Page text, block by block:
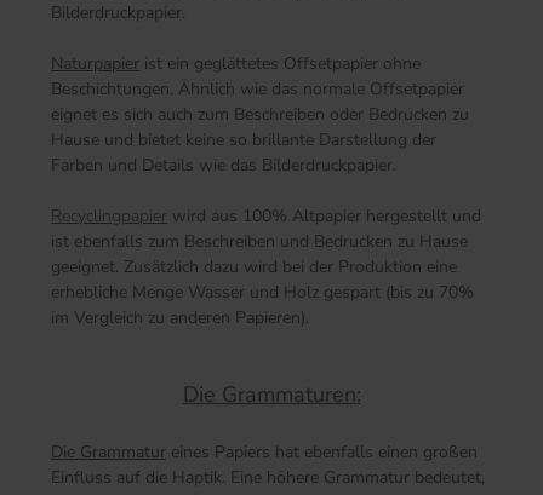
Bilderdruckpapier.
Naturpapier ist ein geglättetes Offsetpapier ohne
Beschichtungen. Ähnlich wie das normale Offsetpapier
eignet es sich auch zum Beschreiben oder Bedrucken zu
Hause und bietet keine so brillante Darstellung der
Farben und Details wie das Bilderdruckpapier.
Recyclingpapier wird aus 100% Altpapier hergestellt und
ist ebenfalls zum Beschreiben und Bedrucken zu Hause
geeignet. Zusätzlich dazu wird bei der Produktion eine
erhebliche Menge Wasser und Holz gespart (bis zu 70%
im Vergleich zu anderen Papieren).
Die Grammaturen:
Die Grammatur eines Papiers hat ebenfalls einen großen
Einfluss auf die Haptik. Eine höhere Grammatur bedeutet,